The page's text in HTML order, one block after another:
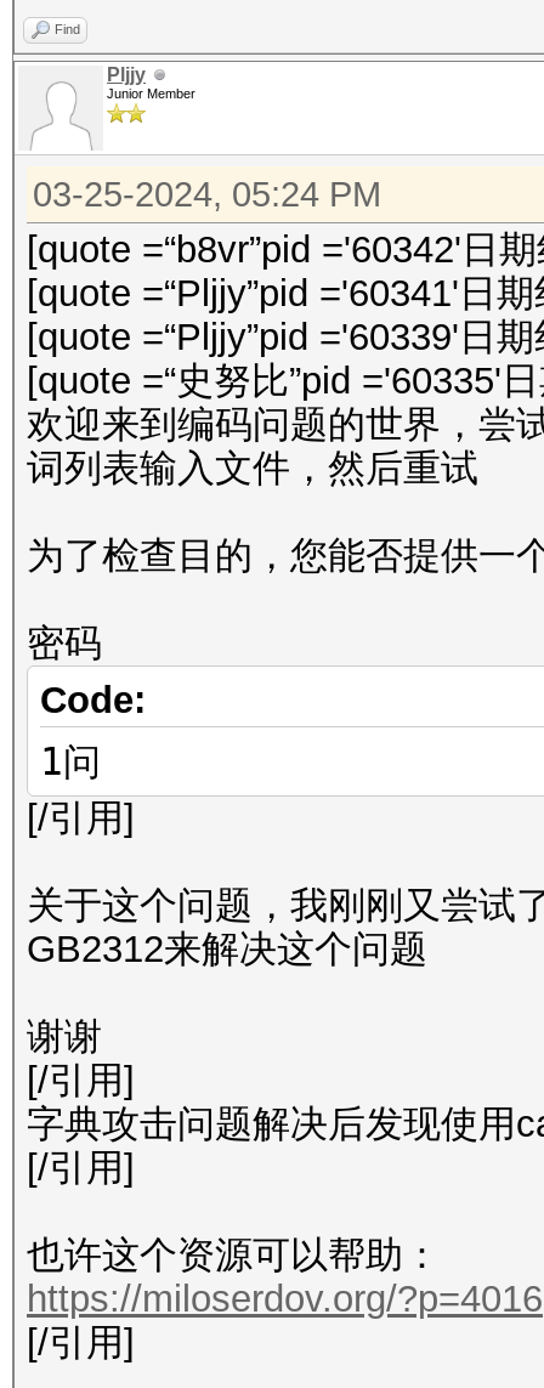
Find
Pljjy
Junior Member
03-25-2024, 05:24 PM
[quote =“b8vr”pid ='60342'日
[quote =“Pljjy”pid ='60341'日
[quote =“Pljjy”pid ='60339'日
[quote =“史努比”pid ='60335'
欢迎来到编码问题的世界，尝
词列表输入文件，然后重试
为了检查目的，您能否提供一
密码
Code:
1问
[/引用]
关于这个问题，我刚刚又尝试
GB2312来解决这个问题
谢谢
[/引用]
字典攻击问题解决后发现使用
[/引用]
也许这个资源可以帮助：
https://miloserdov.org/?p=4016
[/引用]